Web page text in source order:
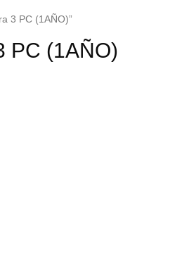
3 PC (1AÑO)”
PC (1AÑO)